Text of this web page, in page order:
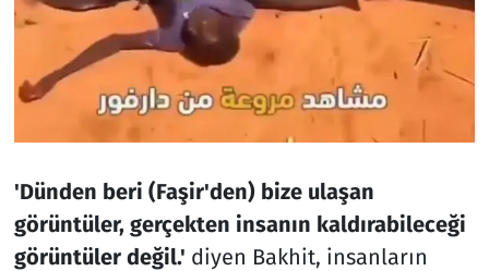
'Dünden beri (Faşir'den) bize ulaşan
görüntüler, gerçekten insanın kaldırabileceği
görüntüler değil.' diyen Bakhit, insanların